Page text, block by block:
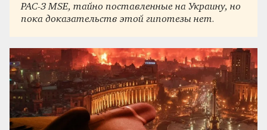
PAC-3 MSE, тайно поставленные на Украину, но
пока доказательств этой гипотезы нет.